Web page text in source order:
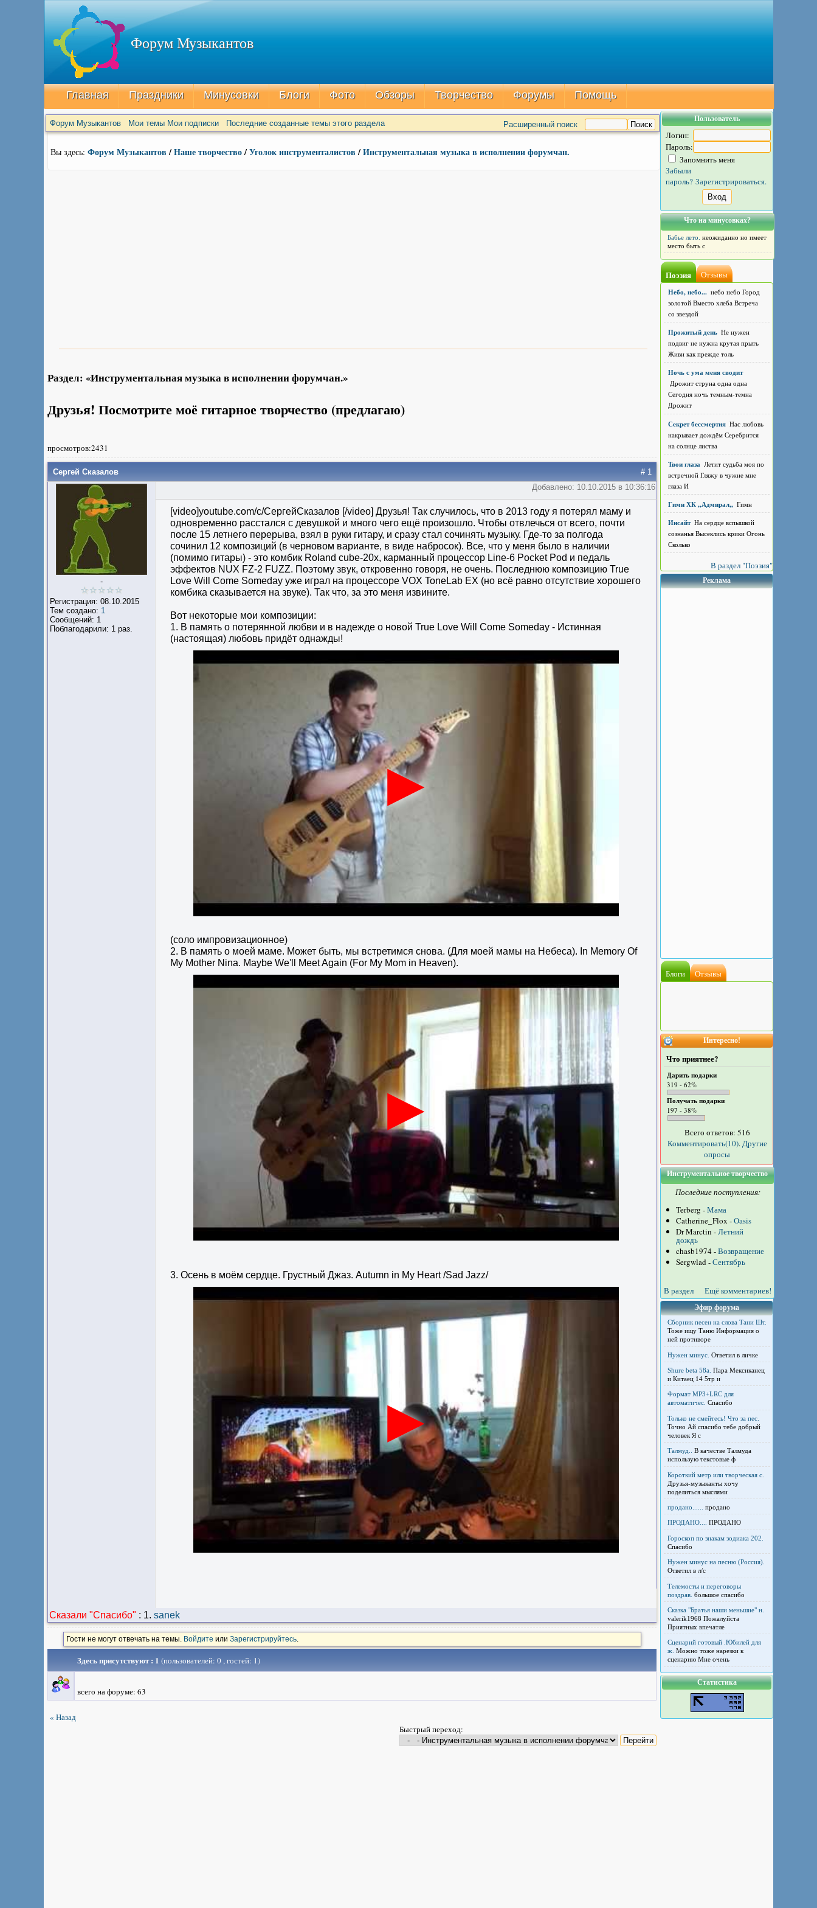
Форум Музыкантов
Главная Праздники Минусовки Блоги Фото Обзоры Творчество Форумы Помощь
Форум Музыкантов Мои темы Мои подписки Последние созданные темы этого раздела Расширенный поиск
Вы здесь: Форум Музыкантов/Наше творчество/Уголок инструменталистов/Инструментальная музыка в исполнении форумчан.
Раздел: «Инструментальная музыка в исполнении форумчан.»
Друзья! Посмотрите моё гитарное творчество (предлагаю)
просмотров:2431
Сергей Сказалов # 1
-
Регистрация: 08.10.2015
Тем создано: 1
Сообщений: 1
Поблагодарили: 1 раз.
Добавлено: 10.10.2015 в 10:36:16
[video]youtube.com/c/СергейСказалов [/video] Друзья! Так случилось, что в 2013 году я потерял маму и
одновременно расстался с девушкой и много чего ещё произошло. Чтобы отвлечься от всего, почти
после 15 летнего перерыва, взял в руки гитару, и сразу стал сочинять музыку. Где-то за полгода
сочинил 12 композиций (в черновом варианте, в виде набросок). Все, что у меня было в наличии
(помимо гитары) - это комбик Roland cube-20x, карманный процессор Line-6 Pocket Pod и педаль
эффектов NUX FZ-2 FUZZ. Поэтому звук, откровенно говоря, не очень. Последнюю композицию True
Love Will Come Someday уже играл на процессоре VOX ToneLab EX (но всё равно отсутствие хорошего
комбика сказывается на звуке). Так что, за это меня извините.
Вот некоторые мои композиции:
1. В память о потерянной любви и в надежде о новой True Love Will Come Someday - Истинная
(настоящая) любовь придёт однажды!
(соло импровизационное)
2. В память о моей маме. Может быть, мы встретимся снова. (Для моей мамы на Небеса). In Memory Of
My Mother Nina. Maybe We'll Meet Again (For My Mom in Heaven).
3. Осень в моём сердце. Грустный Джаз. Autumn in My Heart /Sad Jazz/
Сказали "Cпасибо" : 1. sanek
Гости не могут отвечать на темы. Войдите или Зарегистрируйтесь.
Здесь присутствуют : 1 (пользователей: 0 , гостей: 1)
всего на форуме: 63
« Назад
Быстрый переход:
Пользователь
Логин:
Пароль:
Запомнить меня
Забыли
пароль? Зарегистрироваться.
Что на минусовках?
Бабье лето. неожиданно но имеет
место быть с
Поэзия Отзывы
Небо, небо... небо небо Город
золотой Вместо хлеба Встреча
со звездой
Прожитый день Не нужен
подвиг не нужна крутая прыть
Живи как прежде толь
Ночь с ума меня сводит
Дрожит струна одна одна
Сегодня ночь темным-темна
Дрожит
Секрет бессмертия Нас любовь
накрывает дождём Серебрится
на солнце листва
Твои глаза Летит судьба моя по
встречной Гляжу в чужие мне
глаза И
Гимн ХК ,,Адмирал,, Гимн
Инсайт На сердце вспышкой
сознанья Высеклись крики Огонь
Сколько
В раздел "Поэзия"
Реклама
Блоги Отзывы
Интересно!
Что приятнее?
Дарить подарки
319 - 62%
Получать подарки
197 - 38%
Всего ответов: 516
Комментировать(10).Другие
опросы
Инструментальное творчество
Последние поступления:
Terberg -Мама
Catherine_Flox -Oasis
Dr Marctin -Летний
дождь
chasb1974 -Возвращение
Sergwlad -Сентябрь
В раздел Ещё комментариев!
Эфир форума
Сборник песен на слова Тани Шт.
Тоже ищу Таню Информация о
ней противоре
Нужен минус. Ответил в личке
Shure beta 58а. Пара Мексиканец
и Китаец 14 5тр и
Формат MP3+LRC для
автоматичес. Спасибо
Только не смейтесь! Что за пес.
Точно Ай спасибо тебе добрый
человек Я с
Талмуд..
В качестве Талмуда
использую текстовые ф
Короткий метр или творческая с.
Друзья-музыканты хочу
поделиться мыслями
продано...... продано
ПРОДАНО.... ПРОДАНО
Гороскоп по знакам зодиака 202.
Спасибо
Нужен минус на песню (Россия).
Ответил в л/с
Телемосты и переговоры
поздрав. большое спасибо
Сказка "Братья наши меньшие" н.
valerik1968 Пожалуйста
Приятных впечатле
Сценарий готовый .Юбилей для
ж. Можно тоже нарезки к
сценарию Мне очень
Статистика